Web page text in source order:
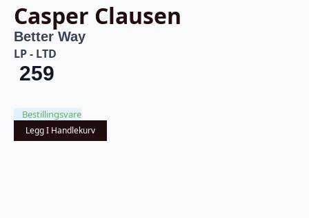
Casper Clausen
Better Way
LP - LTD
259
Bestillingsvare
Legg I Handlekurv